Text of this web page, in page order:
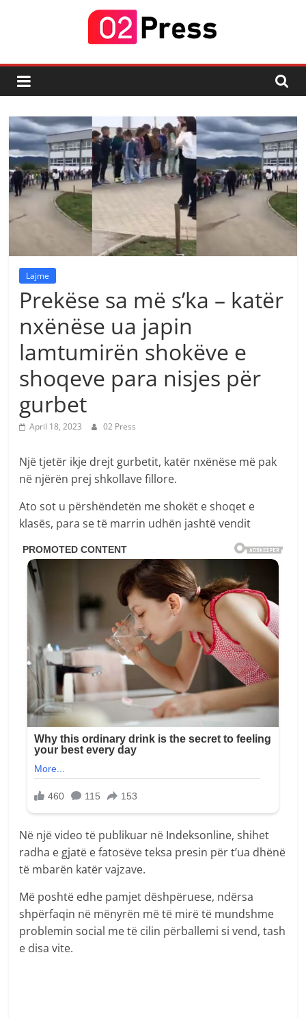
02
Press
Lajmi
i
Fundit
Lajme
Prekëse sa më s’ka – katër
nxënëse ua japin
lamtumirën shokëve e
shoqeve para nisjes për
gurbet
April 18, 2023 02 Press
Një tjetër ikje drejt gurbetit, katër nxënëse më pak
në njërën prej shkollave fillore.
Ato sot u përshëndetën me shokët e shoqet e
klasës, para se të marrin udhën jashtë vendit
Në një video të publikuar në Indeksonline, shihet
radha e gjatë e fatosëve teksa presin për t’ua dhënë
të mbarën katër vajzave.
Më poshtë edhe pamjet dëshpëruese, ndërsa
shpërfaqin në mënyrën më të mirë të mundshme
problemin social me të cilin përballemi si vend, tash
e disa vite.